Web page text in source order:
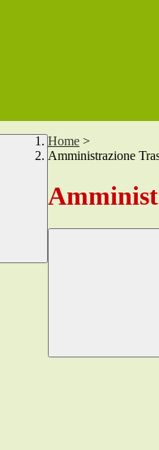
Home >
Amministrazione